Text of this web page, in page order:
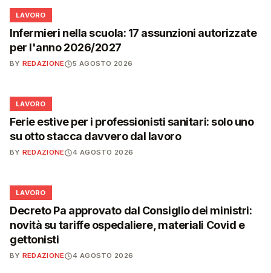
💼
LAVORO
Infermieri nella scuola: 17 assunzioni autorizzate
per l'anno 2026/2027
BY REDAZIONE 5 AGOSTO 2026
💼
LAVORO
Ferie estive per i professionisti sanitari: solo uno
su otto stacca davvero dal lavoro
BY REDAZIONE 4 AGOSTO 2026
💼
LAVORO
Decreto Pa approvato dal Consiglio dei ministri:
novità su tariffe ospedaliere, materiali Covid e
gettonisti
BY REDAZIONE 4 AGOSTO 2026